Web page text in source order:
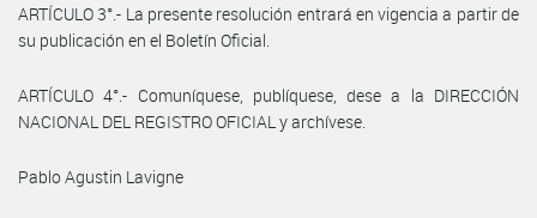
ARTÍCULO 3°.- La presente resolución entrará en vigencia a partir de
su publicación en el Boletín Oficial.
ARTÍCULO 4°.- Comuníquese, publíquese, dese a la DIRECCIÓN
NACIONAL DEL REGISTRO OFICIAL y archívese.
Pablo Agustin Lavigne